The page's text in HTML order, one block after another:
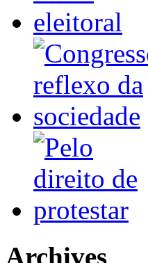
Archives